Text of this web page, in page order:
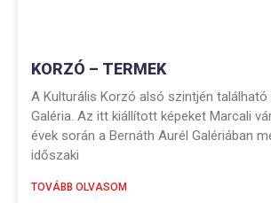
KORZÓ – TERMEK
A Kulturális Korzó alsó szintjén található
Galéria. Az itt kiállított képeket Marcali
évek során a Bernáth Aurél Galériában
időszaki
TOVÁBB OLVASOM